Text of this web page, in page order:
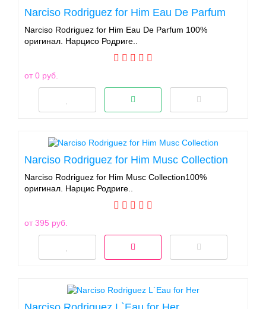
Narciso Rodriguez for Him Eau De Parfum
Narciso Rodriguez for Him Eau De Parfum 100%
оригинал. Нарцисо Родриге..
от 0 руб.
Narciso Rodriguez for Him Musc Collection
Narciso Rodriguez for Him Musc Collection100%
оригинал. Нарцис Родриге..
от 395 руб.